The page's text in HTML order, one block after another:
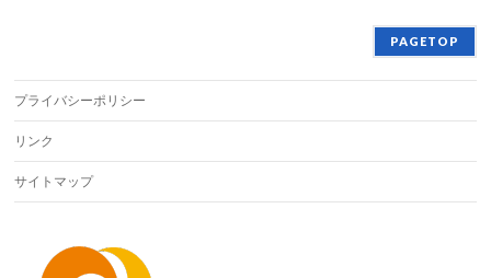
PAGETOP
プライバシーポリシー
リンク
サイトマップ